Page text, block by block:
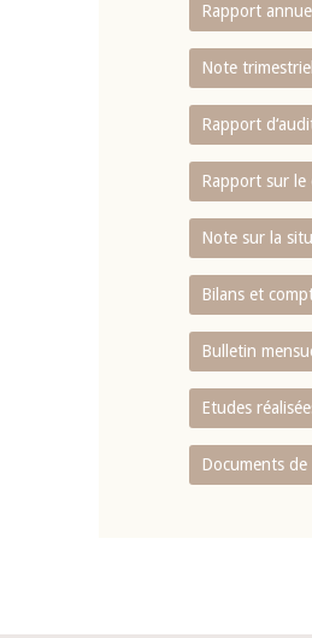
Rapport
Note
Rapport
Rapport sur le
Note sur la
Bilans et
Bulletin
Etudes
Documents de